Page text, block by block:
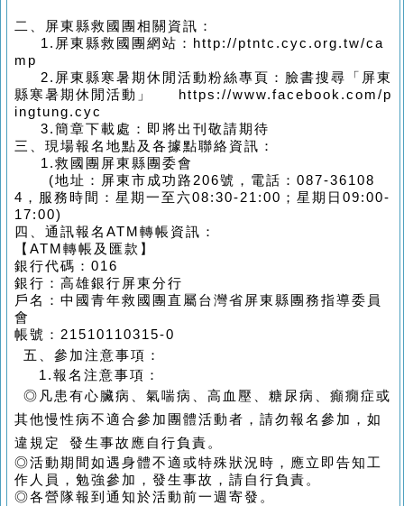
二、屏東縣救國團相關資訊：
1. 屏東縣救國團網站：
http://ptntc.cyc.org.tw/ca
mp
2. 屏東縣寒暑期休閒活動粉絲專頁：臉書搜尋「屏東
縣寒暑期休閒活動」
https://www.facebook.com/p
ingtung.cyc
3.簡章下載處：即將出刊敬請期待
三、現場報名地點及各據點聯絡資訊：
1.救國團屏東縣團委會
(地址：屏東市成功路 206號，電話：087-36108
4 ，服務時間：星期一至六08:30-21:00 ；星期日 09:00-
17:00)
四、通訊報名 ATM 轉帳資訊：
【 ATM 轉帳及匯款】
銀行代碼： 016
銀行：高雄銀行屏東分行
戶名：中國青年救國團直屬台灣省屏東縣團務指導委員
會
帳號： 21510110315-0
五、參加注意事項：
1.報名注意事項：
◎ 凡患有心臟病、氣喘病、高血壓、糖尿病、癲癇症或
其他慢性病不適合參加團體活動者，請勿報名參加，如
違規定 發生事故應自行負責。
◎活動期間如遇身體不適或特殊狀況時，應立即告知工
作人員，勉強參加，發生事故，請自行負責。
◎各營隊報到通知於活動前一週寄發。